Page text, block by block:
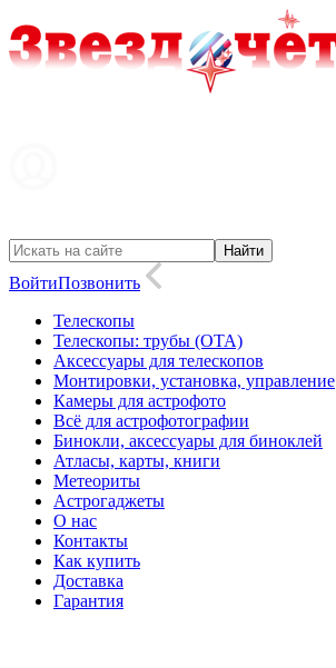
ВойтиПозвонить
Телескопы
Телескопы: трубы (OTA)
Аксессуары для телескопов
Монтировки, установка, управление
Камеры для астрофото
Всё для астрофотографии
Бинокли, аксессуары для биноклей
Атласы, карты, книги
Метеориты
Астрогаджеты
О нас
Контакты
Как купить
Доставка
Гарантия